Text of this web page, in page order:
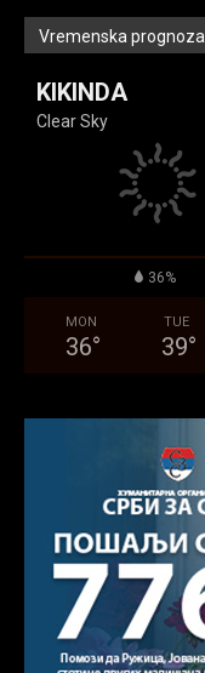
Vremenska prognoza
KIKINDA
Clear Sky
36%
MON
36°
TUE
39°